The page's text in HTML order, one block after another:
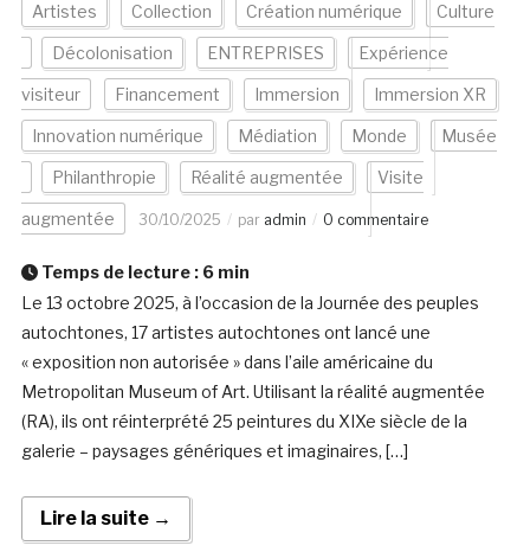
Artistes Collection Création numérique Culture
Décolonisation ENTREPRISES Expérience
visiteur Financement Immersion Immersion XR
Innovation numérique Médiation Monde Musée
Philanthropie Réalité augmentée Visite
augmentée 30/10/2025 par admin 0 commentaire
Temps de lecture : 6 min
Le 13 octobre 2025, à l’occasion de la Journée des peuples
autochtones, 17 artistes autochtones ont lancé une
« exposition non autorisée » dans l’aile américaine du
Metropolitan Museum of Art. Utilisant la réalité augmentée
(RA), ils ont réinterprété 25 peintures du XIXe siècle de la
galerie – paysages génériques et imaginaires, […]
Lire la suite →